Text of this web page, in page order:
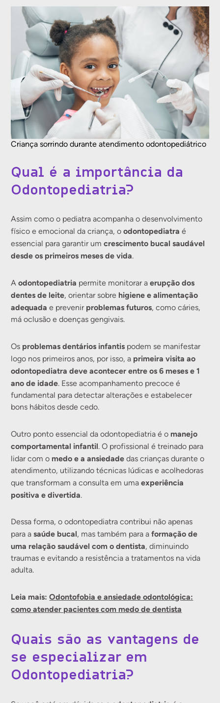
Criança sorrindo durante atendimento odontopediátrico
Qual é a importância da
Odontopediatria?
Assim como o pediatra acompanha o desenvolvimento
físico e emocional da criança, oodontopediatra é
essencial para garantir umcrescimento bucal saudável
desde os primeiros meses de vida.
Aodontopediatria permite monitorar aerupção dos
dentes de leite, orientar sobre higiene e alimentação
adequada e prevenir problemas futuros, como cáries,
má oclusão e doenças gengivais.
Os problemas dentários infantis podem se manifestar
logo nos primeiros anos, por isso, a primeira visita ao
odontopediatra deve acontecer entre os 6 meses e 1
ano de idade. Esse acompanhamento precoce é
fundamental para detectar alterações e estabelecer
bons hábitos desde cedo.
Outro ponto essencial da odontopediatria é o manejo
comportamental infantil. O profissional é treinado para
lidar com o medo e a ansiedade das crianças durante o
atendimento, utilizando técnicas lúdicas e acolhedoras
que transformam a consulta em umaexperiência
positiva e divertida.
Dessa forma, o odontopediatra contribui não apenas
para asaúde bucal, mas também para aformação de
uma relação saudável com o dentista, diminuindo
traumas e evitando a resistência a tratamentos na vida
adulta.
Leia mais:Odontofobia e ansiedade odontológica:
como atender pacientes com medo de dentista
Quais são as vantagens de
se especializar em
Odontopediatria?